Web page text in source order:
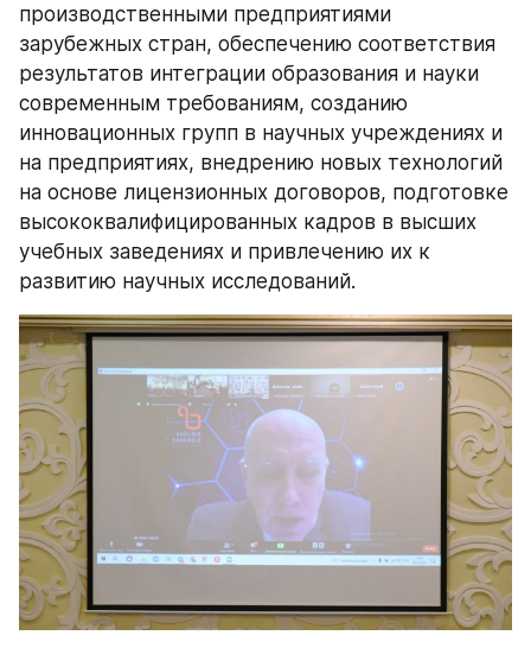
производственными предприятиями
зарубежных стран, обеспечению соответствия
результатов интеграции образования и науки
современным требованиям, созданию
инновационных групп в научных учреждениях и
на предприятиях, внедрению новых технологий
на основе лицензионных договоров, подготовке
высококвалифицированных кадров в высших
учебных заведениях и привлечению их к
развитию научных исследований.